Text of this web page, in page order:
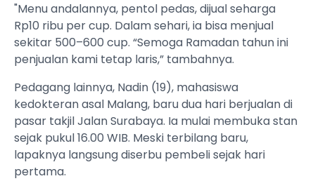
"Menu andalannya, pentol pedas, dijual seharga
Rp10 ribu per cup. Dalam sehari, ia bisa menjual
sekitar 500–600 cup. “Semoga Ramadan tahun ini
penjualan kami tetap laris,” tambahnya.
Pedagang lainnya, Nadin (19), mahasiswa
kedokteran asal Malang, baru dua hari berjualan di
pasar takjil Jalan Surabaya. Ia mulai membuka stan
sejak pukul 16.00 WIB. Meski terbilang baru,
lapaknya langsung diserbu pembeli sejak hari
pertama.